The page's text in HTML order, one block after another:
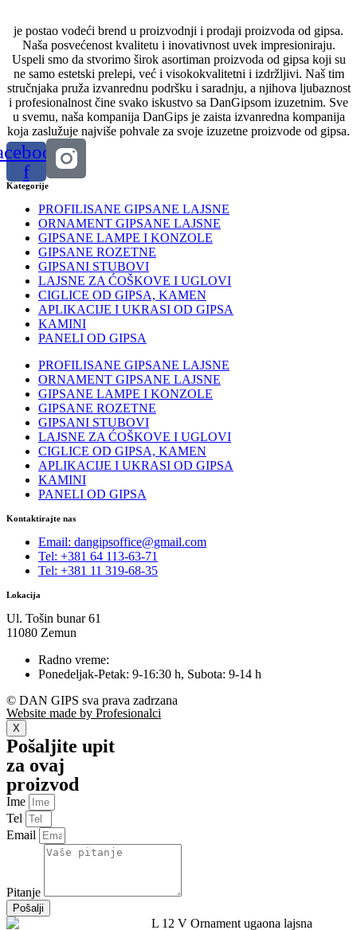
je postao vodeći brend u proizvodnji i prodaji proizvoda od gipsa.
Naša posvećenost kvalitetu i inovativnost uvek impresioniraju.
Uspeli smo da stvorimo širok asortiman proizvoda od gipsa koji su
ne samo estetski prelepi, već i visokokvalitetni i izdržljivi. Naš tim
stručnjaka pruža izvanrednu podršku i saradnju, a njihova ljubaznost
i profesionalnost čine svako iskustvo sa DanGipsom izuzetnim. Sve
u svemu, naša kompanija DanGips je zaista izvanredna kompanija
koja zaslužuje najviše pohvale za svoje izuzetne proizvode od gipsa.
f
Kategorije
PROFILISANE GIPSANE LAJSNE
ORNAMENT GIPSANE LAJSNE
GIPSANE LAMPE I KONZOLE
GIPSANE ROZETNE
GIPSANI STUBOVI
LAJSNE ZA ĆOŠKOVE I UGLOVI
CIGLICE OD GIPSA, KAMEN
APLIKACIJE I UKRASI OD GIPSA
KAMINI
PANELI OD GIPSA
PROFILISANE GIPSANE LAJSNE
ORNAMENT GIPSANE LAJSNE
GIPSANE LAMPE I KONZOLE
GIPSANE ROZETNE
GIPSANI STUBOVI
LAJSNE ZA ĆOŠKOVE I UGLOVI
CIGLICE OD GIPSA, KAMEN
APLIKACIJE I UKRASI OD GIPSA
KAMINI
PANELI OD GIPSA
Kontaktirajte nas
Email: dangipsoffice@gmail.com
Tel: +381 64 113-63-71
Tel: +381 11 319-68-35
Lokacija
Ul. Tošin bunar 61
11080 Zemun
Radno vreme:
Ponedeljak-Petak: 9-16:30 h, Subota: 9-14 h
© DAN GIPS sva prava zadrzana
Website made by Profesionalci
X
Pošaljite upit
za ovaj
proizvod
Ime
Tel
Email
Pitanje
Pošalji